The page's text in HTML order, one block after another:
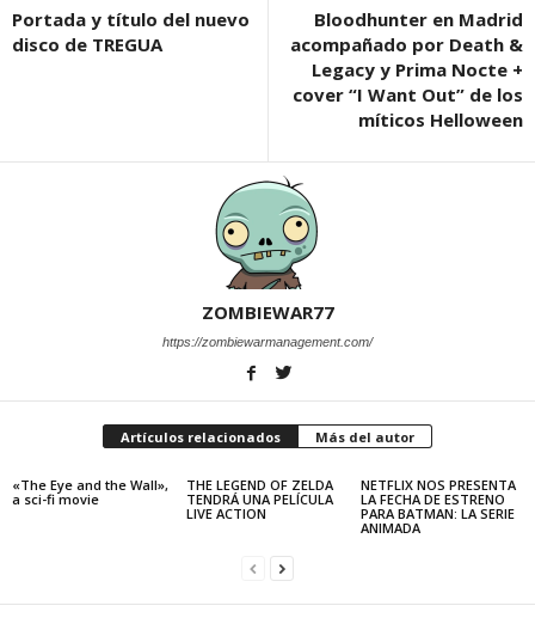
Portada y título del nuevo
disco de TREGUA
Bloodhunter en Madrid
acompañado por Death &
Legacy y Prima Nocte +
cover “I Want Out” de los
míticos Helloween
ZOMBIEWAR77
https://zombiewarmanagement.com/
Artículos relacionados Más del autor
«The Eye and the Wall»,
a sci-fi movie
THE LEGEND OF ZELDA
TENDRÁ UNA PELÍCULA
LIVE ACTION
NETFLIX NOS PRESENTA
LA FECHA DE ESTRENO
PARA BATMAN: LA SERIE
ANIMADA